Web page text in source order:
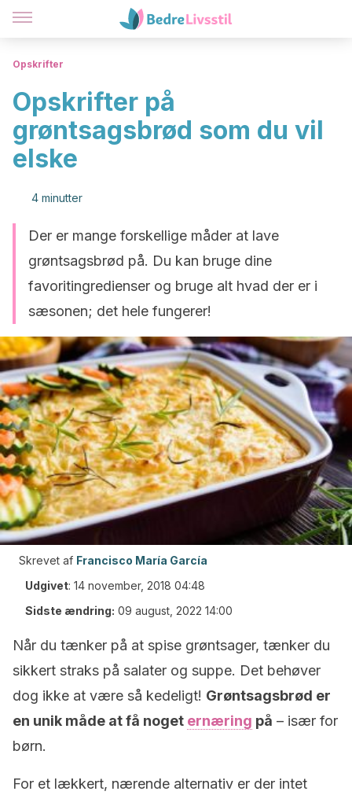
Opskrifter
Opskrifter på
grøntsagsbrød som du vil
elske
4 minutter
Der er mange forskellige måder at lave
grøntsagsbrød på. Du kan bruge dine
favoritingredienser og bruge alt hvad der er i
sæsonen; det hele fungerer!
Skrevet af Francisco María García
Udgivet: 14 november, 2018 04:48
Sidste ændring: 09 august, 2022 14:00
Når du tænker på at spise grøntsager, tænker du
sikkert straks på salater og suppe. Det behøver
dog ikke at være så kedeligt! Grøntsagsbrød er
en unik måde at få noget ernæring på – især for
børn.
For et lækkert, nærende alternativ er der intet